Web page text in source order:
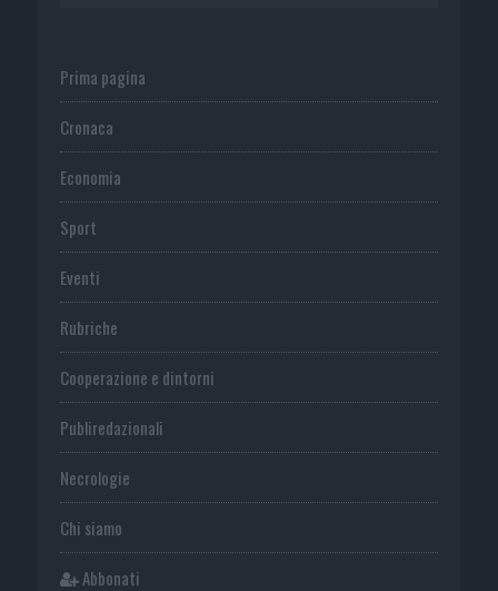
Prima pagina
Cronaca
Economia
Sport
Eventi
Rubriche
Cooperazione e dintorni
Publiredazionali
Necrologie
Chi siamo
Abbonati